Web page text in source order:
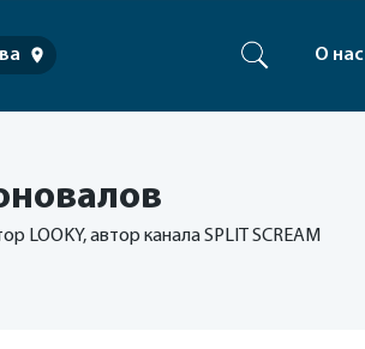
О нас
LOOKY, автор канала SPLIT SCREAM